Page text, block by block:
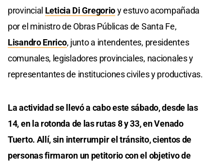
provincial Leticia Di Gregorioy estuvo acompañada
por el ministro de Obras Públicas de Santa Fe,
Lisandro Enrico, junto a intendentes, presidentes
comunales, legisladores provinciales, nacionales y
representantes de instituciones civiles y productivas.
La actividad se llevó a cabo este sábado, desde las
14, en la rotonda de las rutas 8 y 33, en Venado
Tuerto. Allí, sin interrumpir el tránsito, cientos de
personas firmaron un petitorio con el objetivo de